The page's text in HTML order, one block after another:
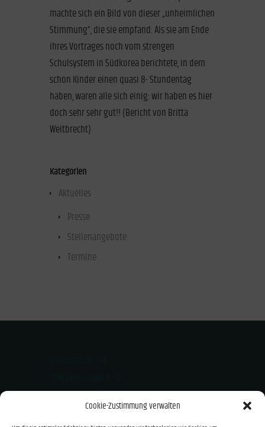
Cookie-Zustimmung verwalten
machte sich ein Bild von dieser „unheimlichen
Stimmung“, die sie empfand. Als sie am Ende
ihres Vortrages noch vom strengen
Schulsystem in Südkorea berichtete, in dem
schon Kinder einen quasi 8- Stundentag
haben, waren alle sich einig: wir haben es hier
doch sehr sehr gut!! (Bericht von Britta
Weitbrecht)
Kategorien
Aktuelles
Presse
Stellenangebote
Termine
Kloster-Mondsee-Str. 20